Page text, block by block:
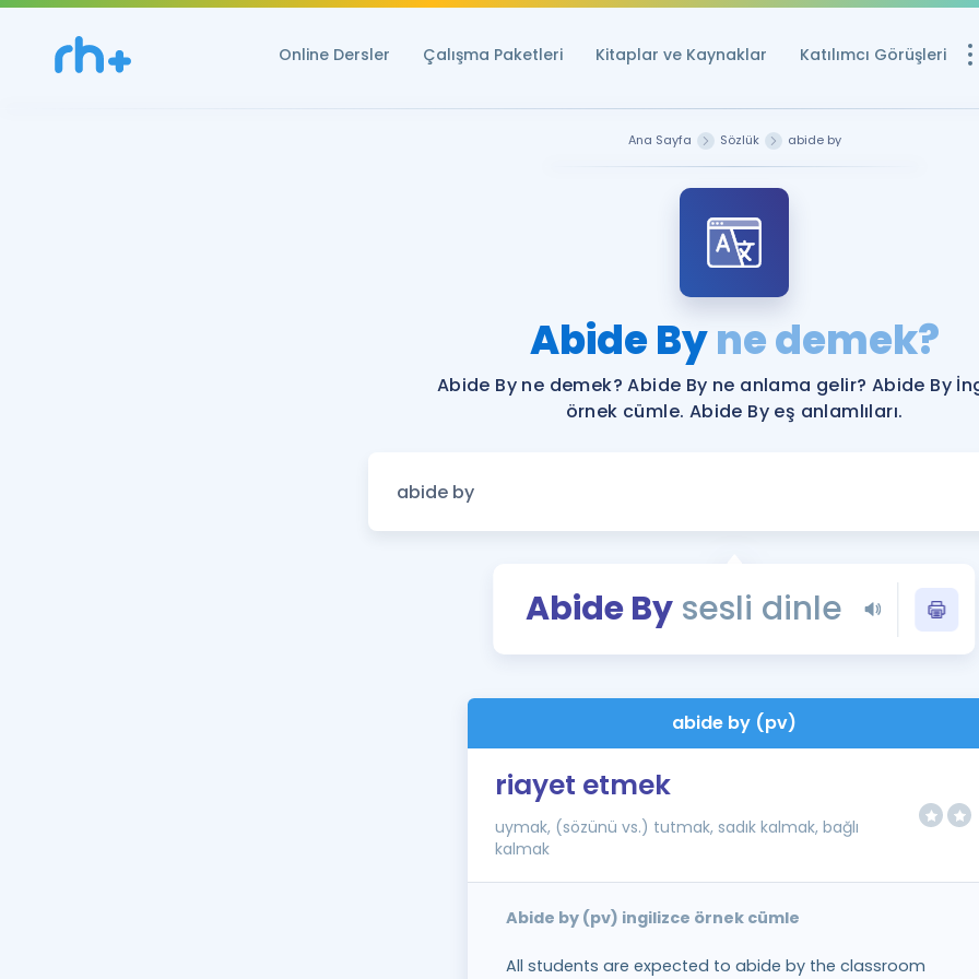
Online Dersler Çalışma Paketleri Kitaplar ve Kaynaklar Katılımcı Görüşleri
YDS ve YÖKDİL
Rehberlik Aracı
YDS ve YÖKDİL'e
Tüm ÖSYM
YDS - YÖKDİL
İngilizce Gramer
Ana Sayfa Sözlük abide by
Abide Byne demek?
Abide By ne demek? Abide By ne anlama gelir? Abide By
örnek cümle. Abide By eş anlamlıları.
Abide By sesli dinle
abide by (pv)
riayet etmek
uymak, (sözünü vs.) tutmak, sadık kalmak, bağlı
kalmak
Abide by (pv) ingilizce örnek cümle
All students are expected to abide by the classroom